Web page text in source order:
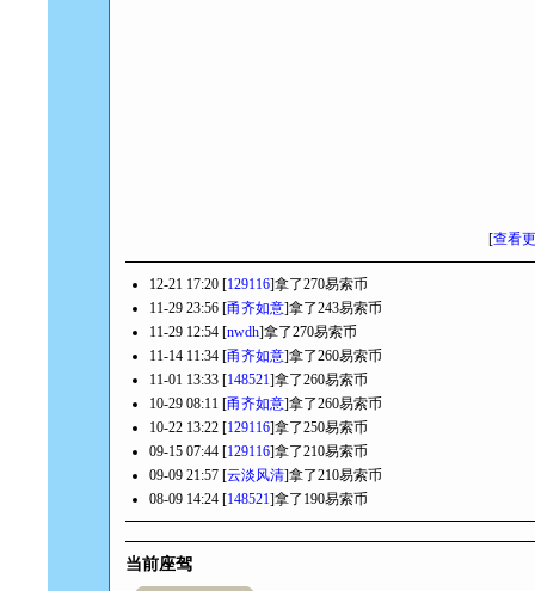
[查看
12-21 17:20 [129116]拿了270易索币
11-29 23:56 [甬齐如意]拿了243易索币
11-29 12:54 [nwdh]拿了270易索币
11-14 11:34 [甬齐如意]拿了260易索币
11-01 13:33 [148521]拿了260易索币
10-29 08:11 [甬齐如意]拿了260易索币
10-22 13:22 [129116]拿了250易索币
09-15 07:44 [129116]拿了210易索币
09-09 21:57 [云淡风清]拿了210易索币
08-09 14:24 [148521]拿了190易索币
当前座驾